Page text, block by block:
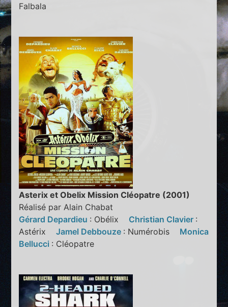
Falbala
Asterix et Obelix Mission Cléopatre (2001)
Réalisé par Alain Chabat
Gérard Depardieu : Obélix Christian Clavier :
AstérixJamel Debbouze : Numérobis Monica
Bellucci : Cléopatre